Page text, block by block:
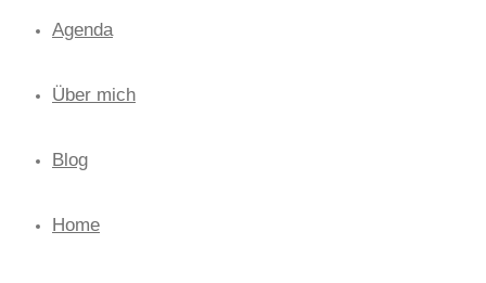
Agenda
Über mich
Blog
Home